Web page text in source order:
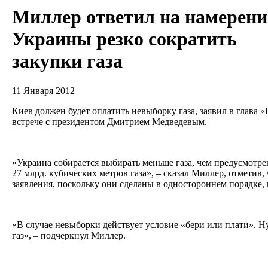
Миллер ответил на
Украины резко сократить
закупки газа
11 Января 2012
Киев должен будет оплатить невыборку газа, заявил в глава
встрече с президентом Дмитрием Медведевым.
«Украина собирается выбирать меньше газа, чем
27 млрд. кубических метров газа», – сказал Миллер, отметив,
заявления, поскольку они сделаны в одностороннем
«В случае невыборки действует условие «бери или плати».
газ», – подчеркнул Миллер.